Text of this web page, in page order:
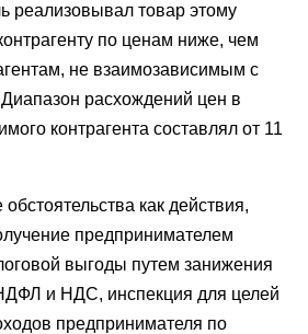
реализовывал товар этому
по ценам ниже, чем
не взаимозависимым с
расхождений цен в
контрагента составлял от 11
как действия,
предпринимателем
выгоды путем занижения
и НДС, инспекция для целей
предпринимателя по